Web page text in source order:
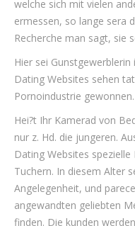
welche sich mit vielen
ermessen, so lange sera
Recherche man sagt, sie
Hier sei
Dating Websites sehen
Pornoindustrie gewonnen.
Hei?t Ihr Kamerad von
nur z. Hd. die jungeren.
Dating Websites
Tuchern. In diesem Alter
Angelegenheit, und
angewandten geliebten
finden. Die kunden